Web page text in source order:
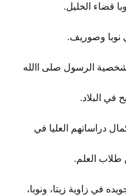
بشخصية الرسول صلى االله
في البلاد.
دراساتهم العليا في
طلاب العلم.
في زاوية زيتا، ونوبا،